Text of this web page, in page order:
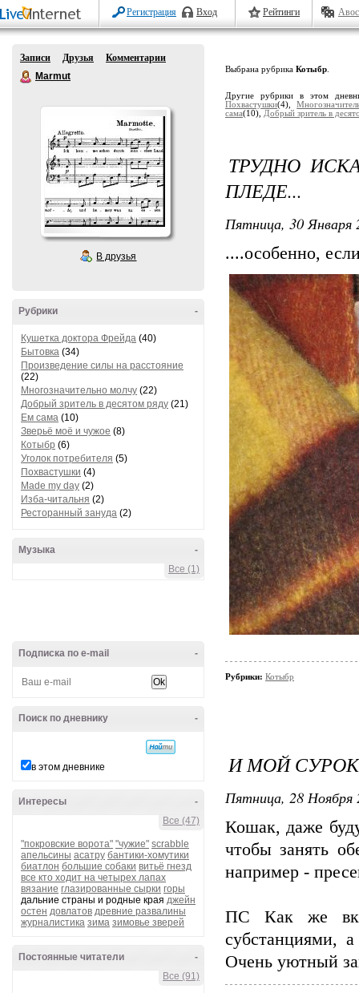
Регистрация Вход Рейтинги
Записи Друзья
Комментарии
Marmut
В друзья
-
Рубрики
Кушетка доктора Фрейда (40)
Бытовка (34)
Произведение силы на расстояние
(22)
Многозначительно молчу (22)
Добрый зритель в десятом ряду (21)
Ем сама (10)
Зверьё моё и чужое (8)
Котыбр (6)
Уголок потребителя (5)
Похвастушки (4)
Made my day (2)
Изба-читальня (2)
Ресторанный зануда (2)
-
Музыка
Все (1)
-
Подписка по e-mail
-
Поиск по дневнику
в этом дневнике
-
Интересы
Все (47)
"покровские ворота" "чужие" scrabble
апельсины асатру бантики-хомутики
биатлон большие собаки витьё гнезд
все кто ходит на четырех лапах
вязание глазированные сырки горы
дальние страны и родные края джейн
остен довлатов древние развалины
журналистика зима зимовье зверей
-
Постоянные читатели
Все (91)
Выбрана рубрика Котыбр
Другие рубрики в этом
Похвастушки(4),
сама(10), Добрый зритель в
ТРУДНО
ПЛЕДЕ...
Пятница, 30 Января
....особенно,
Рубрики: Котыбр
И МОЙ
Пятница, 28 Ноября
Кошак, даже
чтобы занять
например -
ПС Как же
субстанциями,
Очень уютный